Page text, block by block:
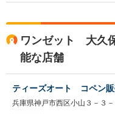
ワンゼット 大久
能な店舗
ティーズオート コペン
兵庫県神戸市西区小山３－３－